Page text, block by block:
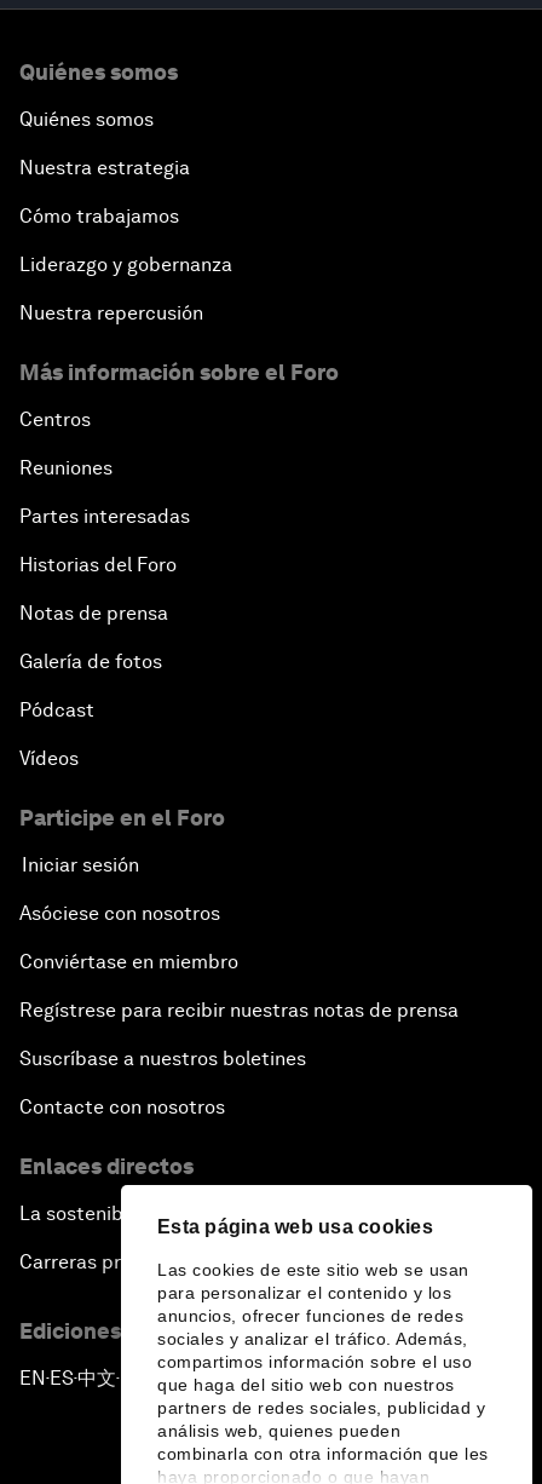
Esta página web usa cookies
Las cookies de este sitio web se usan
para personalizar el contenido y los
anuncios, ofrecer funciones de redes
sociales y analizar el tráfico. Además,
compartimos información sobre el uso
que haga del sitio web con nuestros
partners de redes sociales, publicidad y
análisis web, quienes pueden
combinarla con otra información que les
haya proporcionado o que hayan
Quiénes somos
Quiénes somos
Nuestra estrategia
Cómo trabajamos
Liderazgo y gobernanza
Nuestra repercusión
Más información sobre el Foro
Centros
Reuniones
Partes interesadas
Historias del Foro
Notas de prensa
Galería de fotos
Pódcast
Vídeos
Participe en el Foro
Iniciar sesión
Asóciese con nosotros
Conviértase en miembro
Regístrese para recibir nuestras notas de prensa
Suscríbase a nuestros boletines
Contacte con nosotros
Enlaces directos
La sostenibilidad en el Foro
Carreras profesionales
Ediciones en otros idiomas
EN ▪ES▪中文▪ 日本語